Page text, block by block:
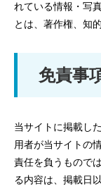
れている情報・写
とは、著作権、知
免責事
当サイトに掲載し
用者が当サイトの
責任を負うもので
る内容は、掲載日